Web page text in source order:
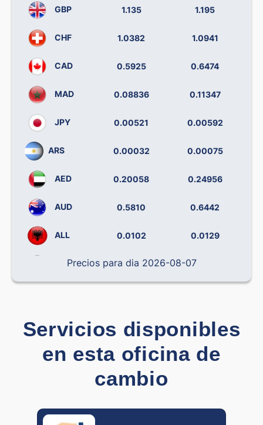
GBP 1.135 1.195
CHF 1.0382 1.0941
CAD 0.5925 0.6474
MAD 0.08836 0.11347
JPY 0.00521 0.00592
ARS 0.00032 0.00075
AED 0.20058 0.24956
AUD 0.5810 0.6442
ALL 0.0102 0.0129
BRL 0.14238 0.19492
CNY 0.12090 0.14406
0.000242 0.000319
0.001793
Precios para dia 2026-08-07
Servicios disponibles
en esta oficina de
cambio